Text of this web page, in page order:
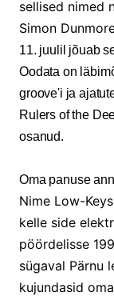
sellised nimed
Simon
11. juulil jõuab
Oodata on
groove'i ja
Rulers of the
osanud.
Oma panuse
Nime Low-
kelle side
pöördelisse
sügaval Pärnu
kujundasid